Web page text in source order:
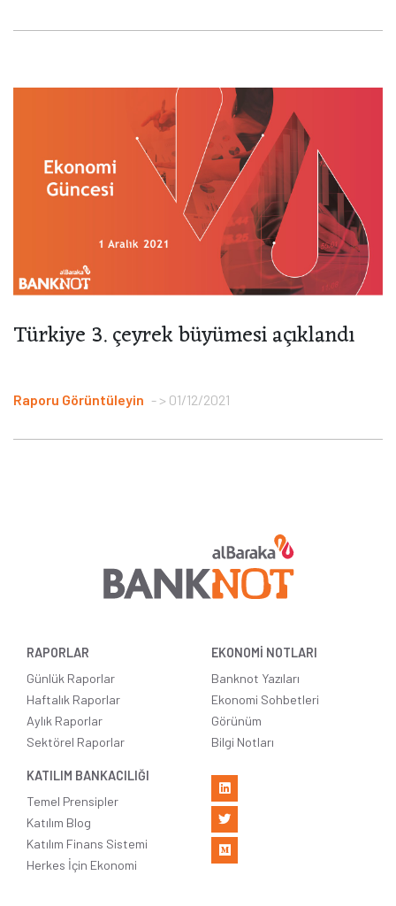
Türkiye 3. çeyrek büyümesi açıklandı
Raporu Görüntüleyin > 01/12/2021
RAPORLAR
Günlük Raporlar
Haftalık Raporlar
Aylık Raporlar
Sektörel Raporlar
EKONOMİ NOTLARI
Banknot Yazıları
Ekonomi Sohbetleri
Görünüm
Bilgi Notları
KATILIM BANKACILIĞI
Temel Prensipler
Katılım Blog
Katılım Finans Sistemi
Herkes İçin Ekonomi